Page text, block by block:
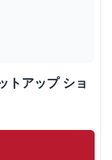
トアップ ショ